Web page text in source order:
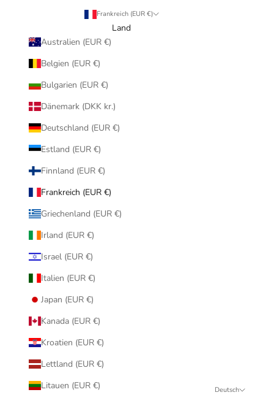
Frankreich (EUR €)
Land
Australien (EUR €)
Belgien (EUR €)
Bulgarien (EUR €)
Dänemark (DKK kr.)
Deutschland (EUR €)
Estland (EUR €)
Finnland (EUR €)
Frankreich (EUR €)
Griechenland (EUR €)
Irland (EUR €)
Israel (EUR €)
Italien (EUR €)
Japan (EUR €)
Kanada (EUR €)
Kroatien (EUR €)
Lettland (EUR €)
Litauen (EUR €)
Deutsch